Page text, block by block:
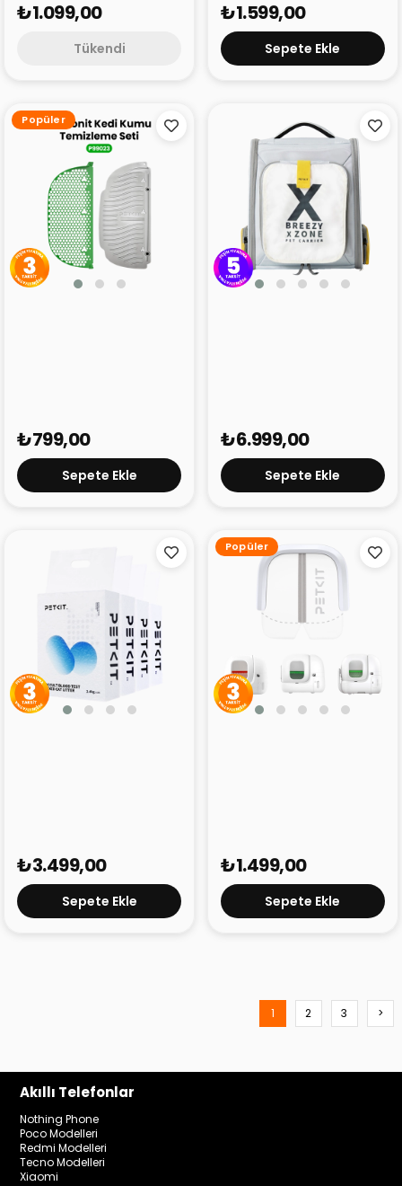
₺1.099,00
Tükendi
₺1.599,00
Sepete Ekle
₺799,00
Sepete Ekle
Popüler
₺6.999,00
Sepete Ekle
₺3.499,00
Sepete Ekle
₺1.499,00
Sepete Ekle
Popüler
1 2 3 >
Akıllı Telefonlar
Nothing Phone
Poco Modelleri
Redmi Modelleri
Tecno Modelleri
Xiaomi